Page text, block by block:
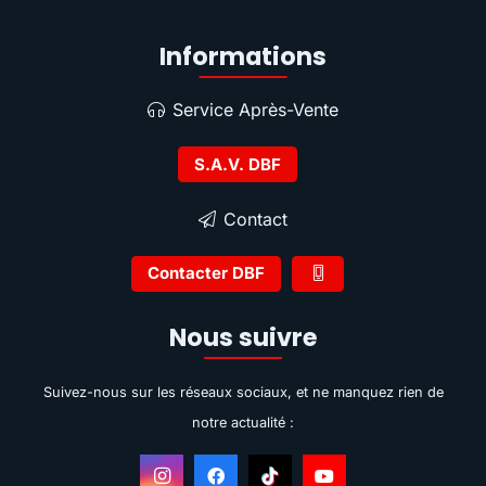
Informations
Service Après-Vente
S.A.V. DBF
Contact
Contacter DBF
Nous suivre
Suivez-nous sur les réseaux sociaux, et ne manquez rien de
notre actualité :